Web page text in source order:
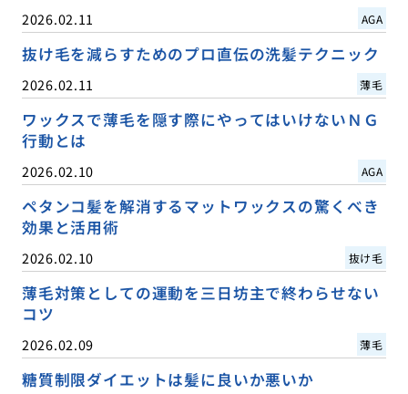
2026.02.11 AGA
抜け毛を減らすためのプロ直伝の洗髪テクニック
2026.02.11 薄毛
ワックスで薄毛を隠す際にやってはいけないＮＧ
行動とは
2026.02.10 AGA
ペタンコ髪を解消するマットワックスの驚くべき
効果と活用術
2026.02.10 抜け毛
薄毛対策としての運動を三日坊主で終わらせない
コツ
2026.02.09 薄毛
糖質制限ダイエットは髪に良いか悪いか